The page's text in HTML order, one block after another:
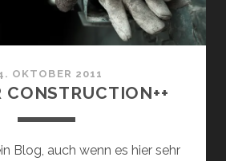
OKTOBER 2011
CONSTRUCTION++
Blog, auch wenn es hier sehr